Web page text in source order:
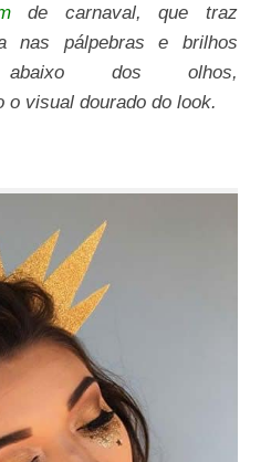
de carnaval, que traz
nas pálpebras e brilhos
abaixo dos olhos,
o visual dourado do look.